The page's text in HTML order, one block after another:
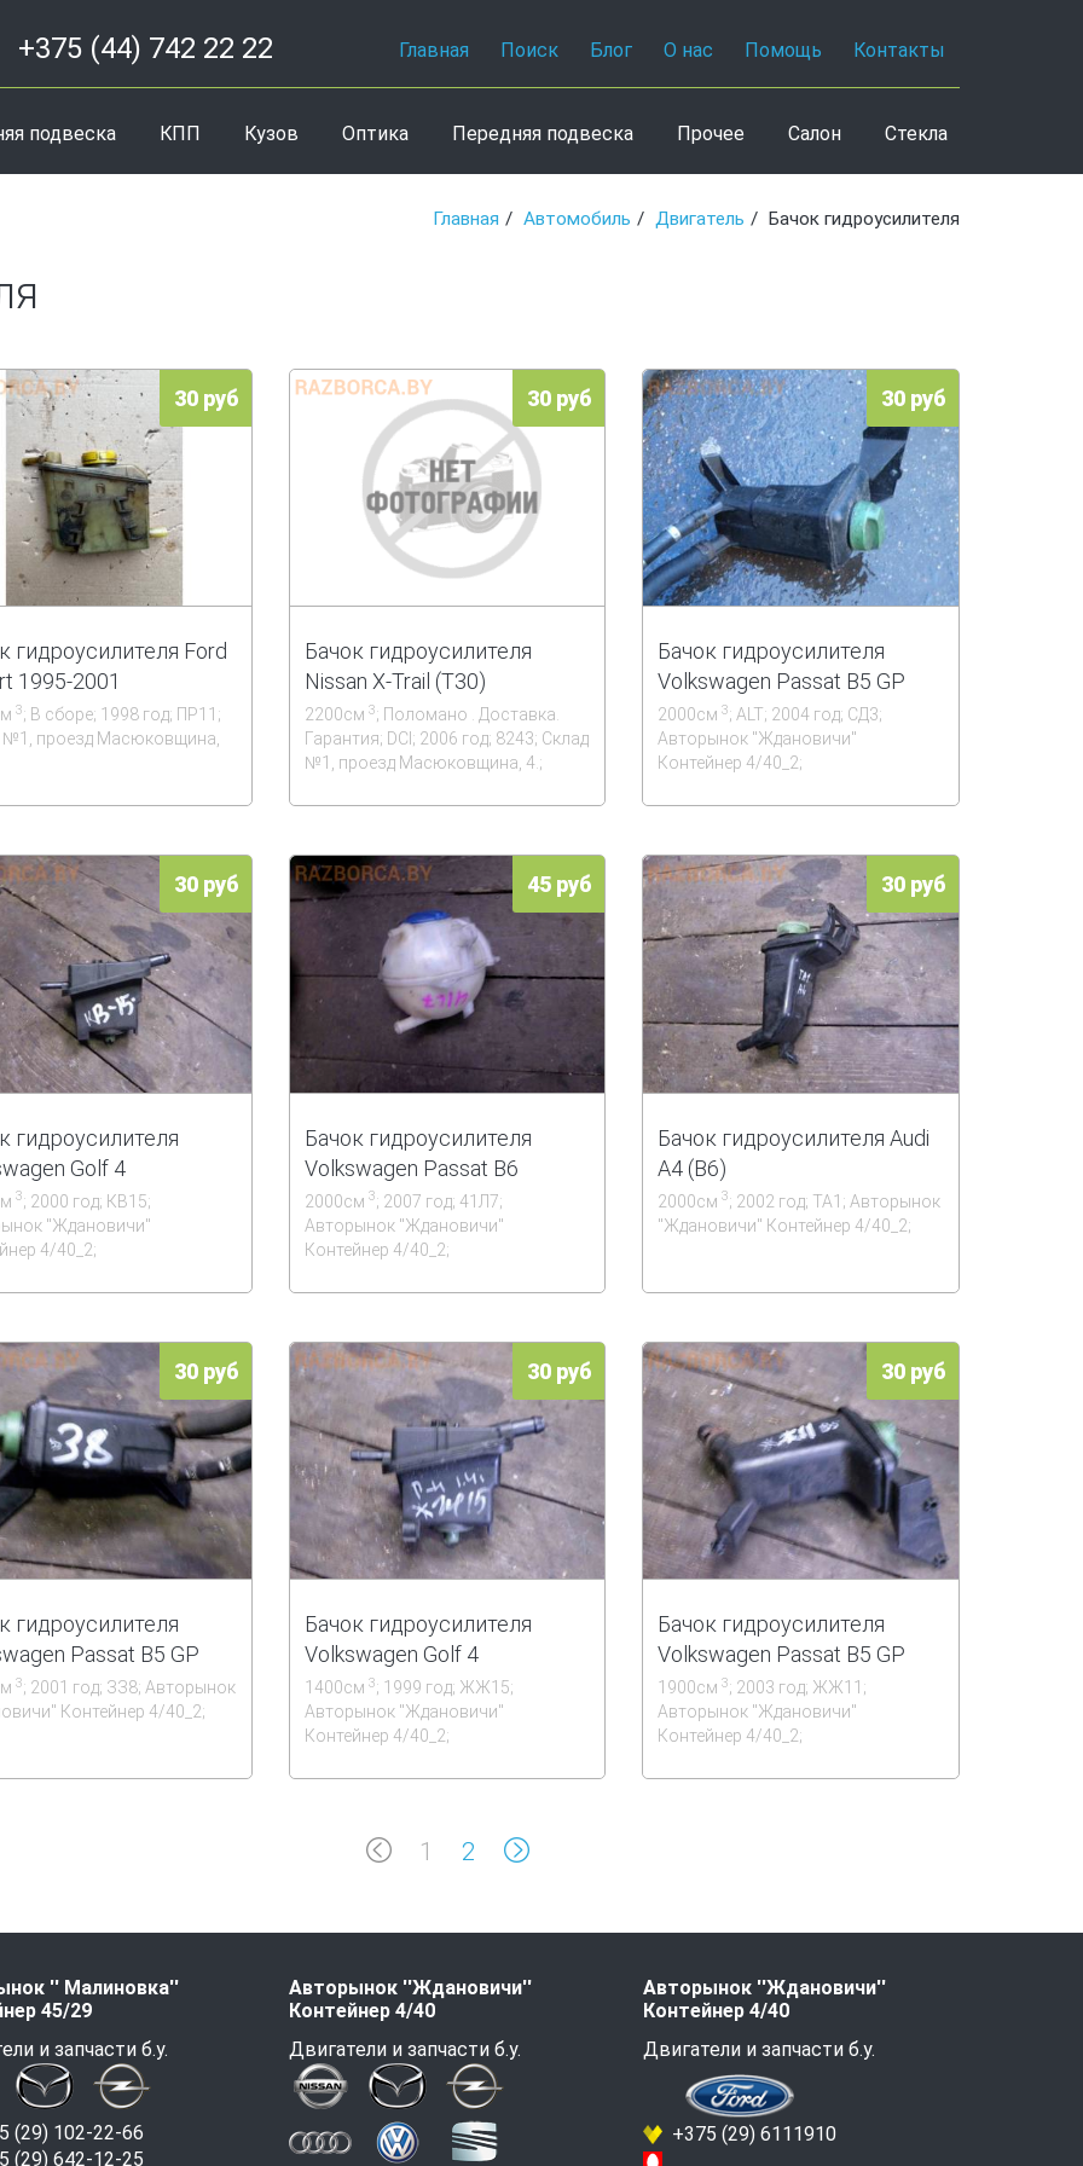
+375 (44) 742 22 22 Главная Поиск Блог О нас Помощь Контакты
подвеска КПП Кузов Оптика Передняя подвеска Прочее Салон Стекла
Главная Автомобиль Двигатель Бачок гидроусилителя
30 руб
гидроусилителя Ford
1995-2001
3; В сборе; 1998 год; ПР11;
№1, проезд Масюковщина,
30 руб
Бачок гидроусилителя
Nissan X-Trail (T30)
2200см 3; Поломано . Доставка.
Гарантия; DCI; 2006 год; 8243; Склад
№1, проезд Масюковщина, 4.;
30 руб
Бачок гидроусилителя
Volkswagen Passat B5 GP
2000см3; ALT; 2004 год; СД3;
Авторынок ''Ждановичи''
Контейнер 4/40_2;
30 руб
гидроусилителя
Golf 4
3; 2000 год; КВ15;
''Ждановичи''
4/40_2;
45 руб
Бачок гидроусилителя
Volkswagen Passat B6
2000см 3; 2007 год; 41Л7;
Авторынок ''Ждановичи''
Контейнер 4/40_2;
30 руб
Бачок гидроусилителя Audi
A4 (B6)
2000см3; 2002 год; ТА1; Авторынок
''Ждановичи'' Контейнер 4/40_2;
30 руб
гидроусилителя
Passat B5 GP
3; 2001 год; ЗЗ8; Авторынок
Контейнер 4/40_2;
30 руб
Бачок гидроусилителя
Volkswagen Golf 4
1400см 3; 1999 год; ЖЖ15;
Авторынок ''Ждановичи''
Контейнер 4/40_2;
30 руб
Бачок гидроусилителя
Volkswagen Passat B5 GP
1900см3; 2003 год; ЖЖ11;
Авторынок ''Ждановичи''
Контейнер 4/40_2;
1 2
'' Малиновка''
45/29
и запчасти б.у.
(29) 102-22-66
(29) 642-12-25
Авторынок ''Ждановичи''
Контейнер 4/40
Двигатели и запчасти б.у.
Авторынок ''Ждановичи''
Контейнер 4/40
Двигатели и запчасти б.у.
+375 (29) 6111910